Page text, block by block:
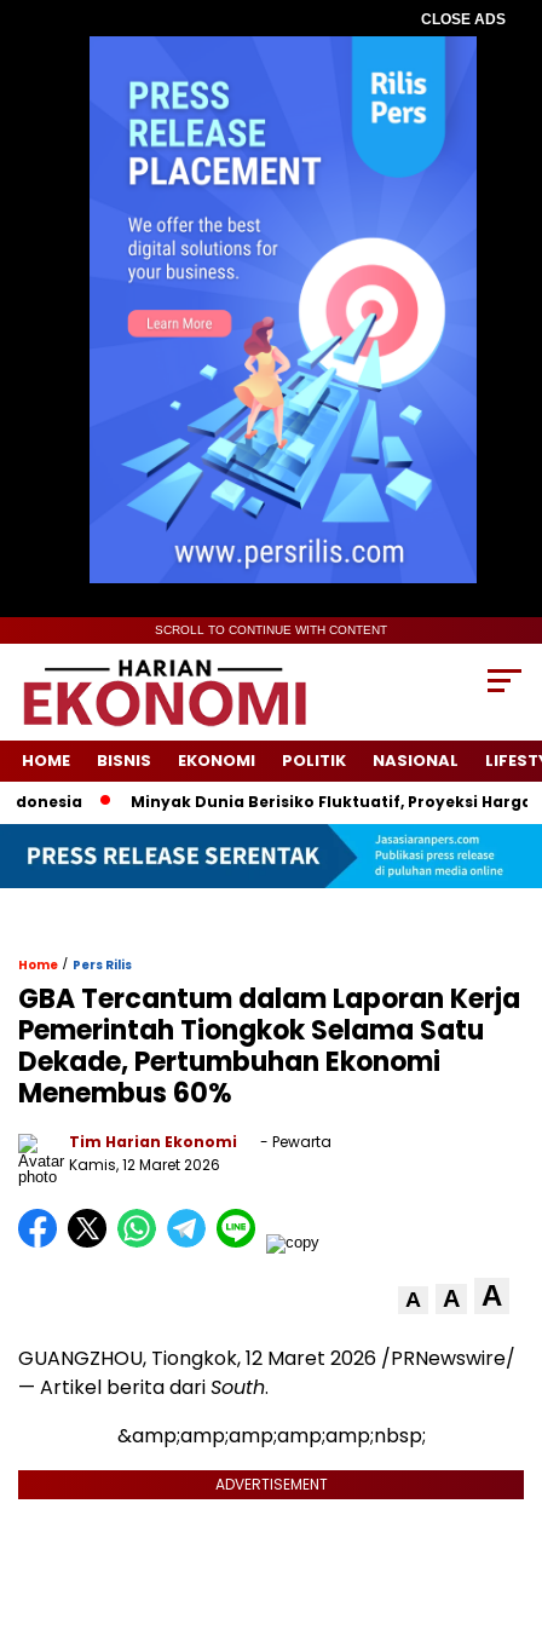
CLOSE ADS
SCROLL TO CONTINUE WITH CONTENT
HOME BISNIS EKONOMI POLITIK NASIONAL
Minyak Dunia Berisiko Fluktuatif, Proyeksi Harga
Home / Pers Rilis
GBA Tercantum dalam Laporan Kerja
Pemerintah Tiongkok Selama Satu
Dekade, Pertumbuhan Ekonomi
Menembus 60%
Tim Harian Ekonomi
- Pewarta
Kamis, 12 Maret 2026
A A A
GUANGZHOU, Tiongkok,12 Maret 2026 /PRNewswire/
— Artikel berita dariSouth.
&amp;amp;amp;amp;amp;nbsp;
ADVERTISEMENT